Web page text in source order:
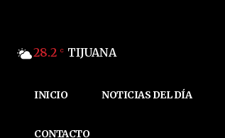
28.2 C TIJUANA
INICIO NOTICIAS DEL DÍA
CONTACTO